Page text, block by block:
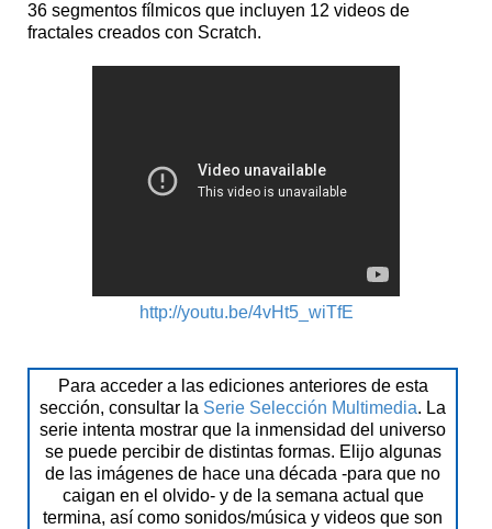
36 segmentos fílmicos que incluyen 12 videos de
fractales creados con Scratch.
http://youtu.be/4vHt5_wiTfE
Para acceder a las ediciones anteriores de esta
sección, consultar la Serie Selección Multimedia. La
serie intenta mostrar que la inmensidad del universo
se puede percibir de distintas formas. Elijo algunas
de las imágenes de hace una década -para que no
caigan en el olvido- y de la semana actual que
termina, así como sonidos/música y videos que son